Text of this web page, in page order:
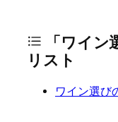
「ワイ
リスト
ワイン選び